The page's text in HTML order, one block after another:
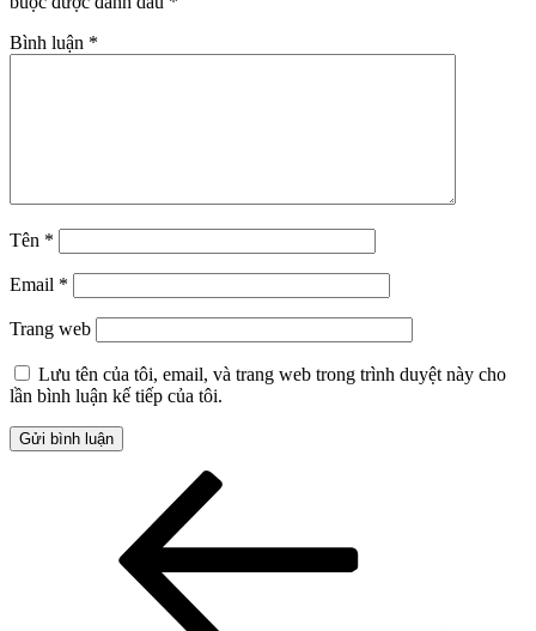
Bình luận *
Tên *
Email *
Trang web
Lưu tên của tôi, email, và trang web trong trình duyệt này cho
lần bình luận kế tiếp của tôi.